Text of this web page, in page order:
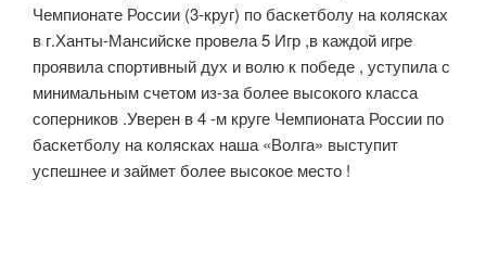
Чемпионате России (3-круг) по баскетболу на колясках
в г.Ханты-Мансийске провела 5 Игр ,в каждой игре
проявила спортивный дух и волю к победе , уступила с
минимальным счетом из-за более высокого класса
соперников .Уверен в 4 -м круге Чемпионата России по
баскетболу на колясках наша «Волга» выступит
успешнее и займет более высокое место !